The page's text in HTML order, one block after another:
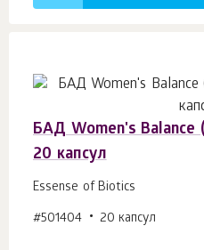
БАД Women's Balance
20 капсул
Essense of Biotics
#501404 20 капсул